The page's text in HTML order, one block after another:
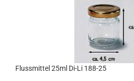
Flussmittel 25ml Di-Li 188-25